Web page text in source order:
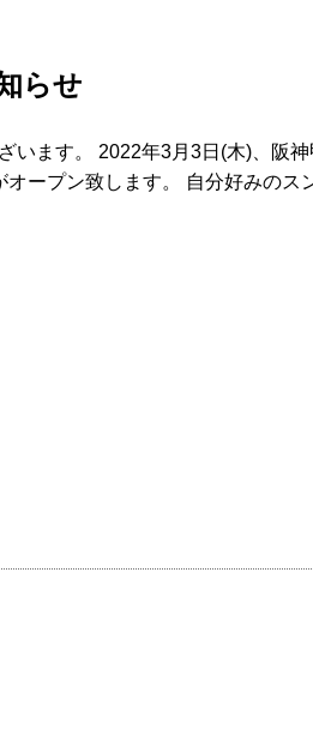
らせ
います。 2022年3月3日(木)、阪
ープン致します。 自分好みのス